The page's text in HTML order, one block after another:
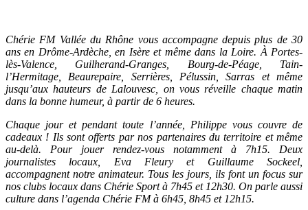
Chérie FM Vallée du Rhône vous accompagne depuis plus de 30
ans en Drôme-Ardèche, en Isère et même dans la Loire. À Portes-
lès-Valence, Guilherand-Granges, Bourg-de-Péage, Tain-
l’Hermitage, Beaurepaire, Serrières, Pélussin, Sarras et même
jusqu’aux hauteurs de Lalouvesc, on vous réveille chaque matin
dans la bonne humeur, à partir de 6 heures.
Chaque jour et pendant toute l’année, Philippe vous couvre de
cadeaux ! Ils sont offerts par nos partenaires du territoire et même
au-delà. Pour jouer rendez-vous notamment à 7h15. Deux
journalistes locaux, Eva Fleury et Guillaume Sockeel,
accompagnent notre animateur. Tous les jours, ils font un focus sur
nos clubs locaux dans Chérie Sport à 7h45 et 12h30. On parle aussi
culture dans l’agenda Chérie FM à 6h45, 8h45 et 12h15.